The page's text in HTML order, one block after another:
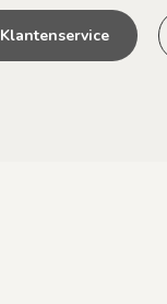
Klantenservice